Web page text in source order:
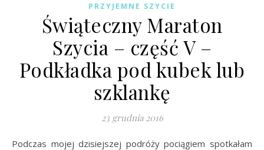
PRZYJEMNE SZYCIE
Świąteczny Maraton
Szycia – część V –
Podkładka pod kubek lub
szklankę
23 grudnia 2016
Podczas mojej dzisiejszej podróży pociągiem spotkałam